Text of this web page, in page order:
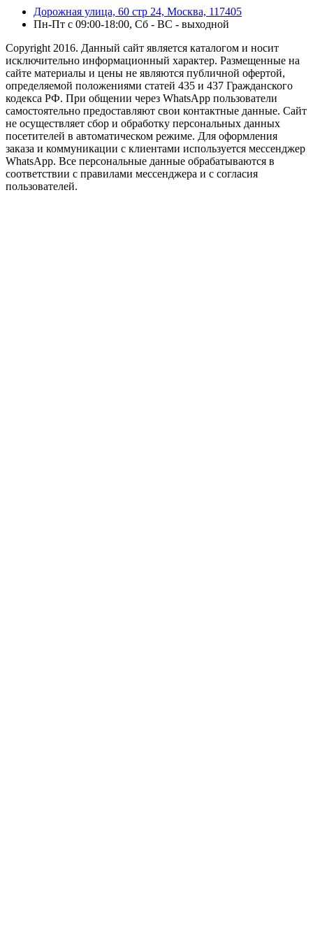
Дорожная улица, 60 стр 24, Москва, 117405
Пн-Пт с 09:00-18:00, Сб - ВС - выходной
Copyright 2016. Данный сайт является каталогом и носит
исключительно информационный характер. Размещенные на
сайте материалы и цены не являются публичной офертой,
определяемой положениями статей 435 и 437 Гражданского
кодекса РФ. При общении через WhatsApp пользователи
самостоятельно предоставляют свои контактные данные. Сайт
не осуществляет сбор и обработку персональных данных
посетителей в автоматическом режиме. Для оформления
заказа и коммуникации с клиентами используется мессенджер
WhatsApp. Все персональные данные обрабатываются в
соответствии с правилами мессенджера и с согласия
пользователей.